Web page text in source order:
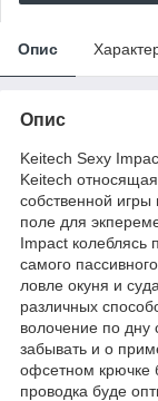
Опис
Опис
Keitech Sexy
Keitech
собственной
поле для
Impact колеблясь
самого
ловле окуня и
различных
волочение по дну
забывать и о
офсетном крючке
проводка буде